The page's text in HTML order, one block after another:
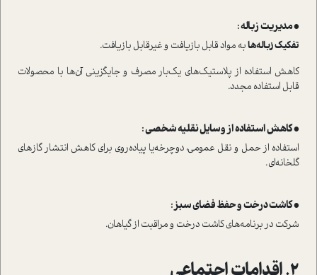
• مدیریت زباله :
تفکیک زباله‌هابه مواد قابل بازیافت و غیرقابل بازیافت.
کاهش ا‌ستفاده از پلا‌ستیک‌های یک‌بار مصرف و جایگزینی آن‌ها با محصولات
قابل ا‌ستفاده مجدد.
• کاهش ا‌ستفاده از وسایل نقلیه شخصی :
ا‌ستفاده از حمل و نقل عمومی، دوچرخه‌یا پیاده‌روی برای کاهش انتشار گازهای
گلخانه‌ای.
• کاشت درخت و حفظ فضای سبز :
شرکت در برنامه‌های کاشت درخت و مراقبت از گیاهان.